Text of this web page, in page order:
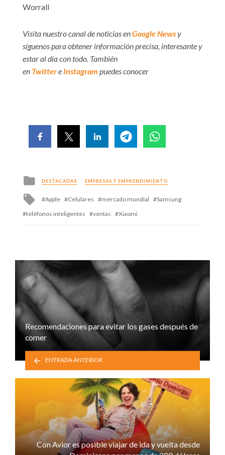
Worrall
Visita nuestro canal de noticias enGoogle Newsy
síguenos para obtener información precisa, interesante y
estar al día con todo. También
en Twittere Instagram puedes conocer
Posted
in
DESTACADAS EMPRESAS Y EMPRENDIMIENTO
Tagged
with
Apple Celulares mercado mundial
Samsung
teléfonos inteligentes
ventas Xiaomi
Recomendaciones para evitar los gases después de
comer
ENTRADA ANTERIOR
Con Avior es posible viajar de ida y vuelta desde